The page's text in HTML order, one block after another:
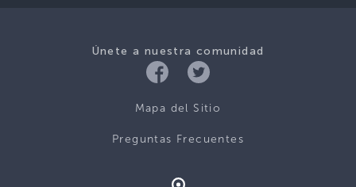
Únete a nuestra comunidad
Mapa del Sitio
Preguntas Frecuentes